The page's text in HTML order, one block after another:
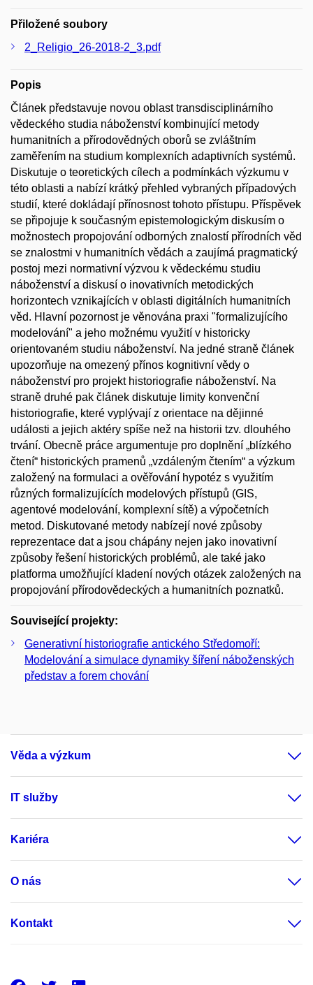
Přiložené soubory
2_Religio_26-2018-2_3.pdf
Popis
Článek představuje novou oblast transdisciplinárního
vědeckého studia náboženství kombinující metody
humanitních a přírodovědných oborů se zvláštním
zaměřením na studium komplexních adaptivních systémů.
Diskutuje o teoretických cílech a podmínkách výzkumu v
této oblasti a nabízí krátký přehled vybraných případových
studií, které dokládají přínosnost tohoto přístupu. Příspěvek
se připojuje k současným epistemologickým diskusím o
možnostech propojování odborných znalostí přírodních věd
se znalostmi v humanitních vědách a zaujímá pragmatický
postoj mezi normativní výzvou k vědeckému studiu
náboženství a diskusí o inovativních metodických
horizontech vznikajících v oblasti digitálních humanitních
věd. Hlavní pozornost je věnována praxi "formalizujícího
modelování" a jeho možnému využití v historicky
orientovaném studiu náboženství. Na jedné straně článek
upozorňuje na omezený přínos kognitivní vědy o
náboženství pro projekt historiografie náboženství. Na
straně druhé pak článek diskutuje limity konvenční
historiografie, které vyplývají z orientace na dějinné
události a jejich aktéry spíše než na historii tzv. dlouhého
trvání. Obecně práce argumentuje pro doplnění „blízkého
čtení“ historických pramenů „vzdáleným čtením“ a výzkum
založený na formulaci a ověřování hypotéz s využitím
různých formalizujících modelových přístupů (GIS,
agentové modelování, komplexní sítě) a výpočetních
metod. Diskutované metody nabízejí nové způsoby
reprezentace dat a jsou chápány nejen jako inovativní
způsoby řešení historických problémů, ale také jako
platforma umožňující kladení nových otázek založených na
propojování přírodovědeckých a humanitních poznatků.
Související projekty:
Generativní historiografie antického Středomoří:
Modelování a simulace dynamiky šíření náboženských
představ a forem chování
Věda a výzkum
IT služby
Kariéra
O nás
Kontakt